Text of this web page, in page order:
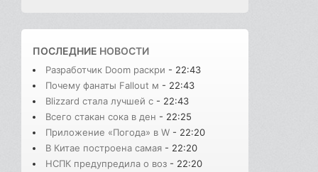
ПОСЛЕДНИЕ НОВОСТИ
Разработчик Doom раскри - 22:43
Почему фанаты Fallout м - 22:43
Blizzard стала лучшей с - 22:43
Всего стакан сока в ден - 22:25
Приложение «Погода» в W - 22:20
В Китае построена самая - 22:20
НСПК предупредила о воз - 22:20